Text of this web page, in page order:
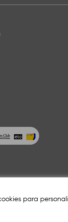
são meramente
para